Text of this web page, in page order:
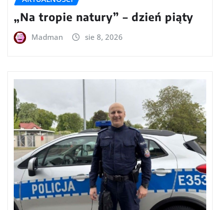
„Na tropie natury” – dzień piąty
Madman sie 8, 2026